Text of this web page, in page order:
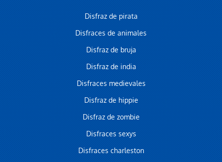
Disfraz de pirata
Disfraces de animales
Disfraz de bruja
Disfraz de india
Disfraces medievales
Disfraz de hippie
Disfraz de zombie
Disfraces sexys
Disfraces charleston